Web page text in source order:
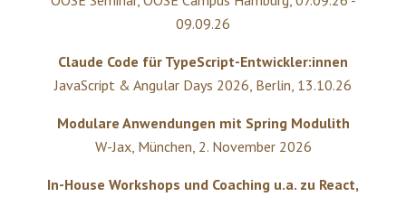
09.09.26
Claude Code für TypeScript-Entwickler:innen
JavaScript & Angular Days 2026 Berlin 13.10.26
Modulare Anwendungen mit Spring Modulith
W-Jax, München 2. November 2026
In-House Workshops und Coaching u.a. zu React,